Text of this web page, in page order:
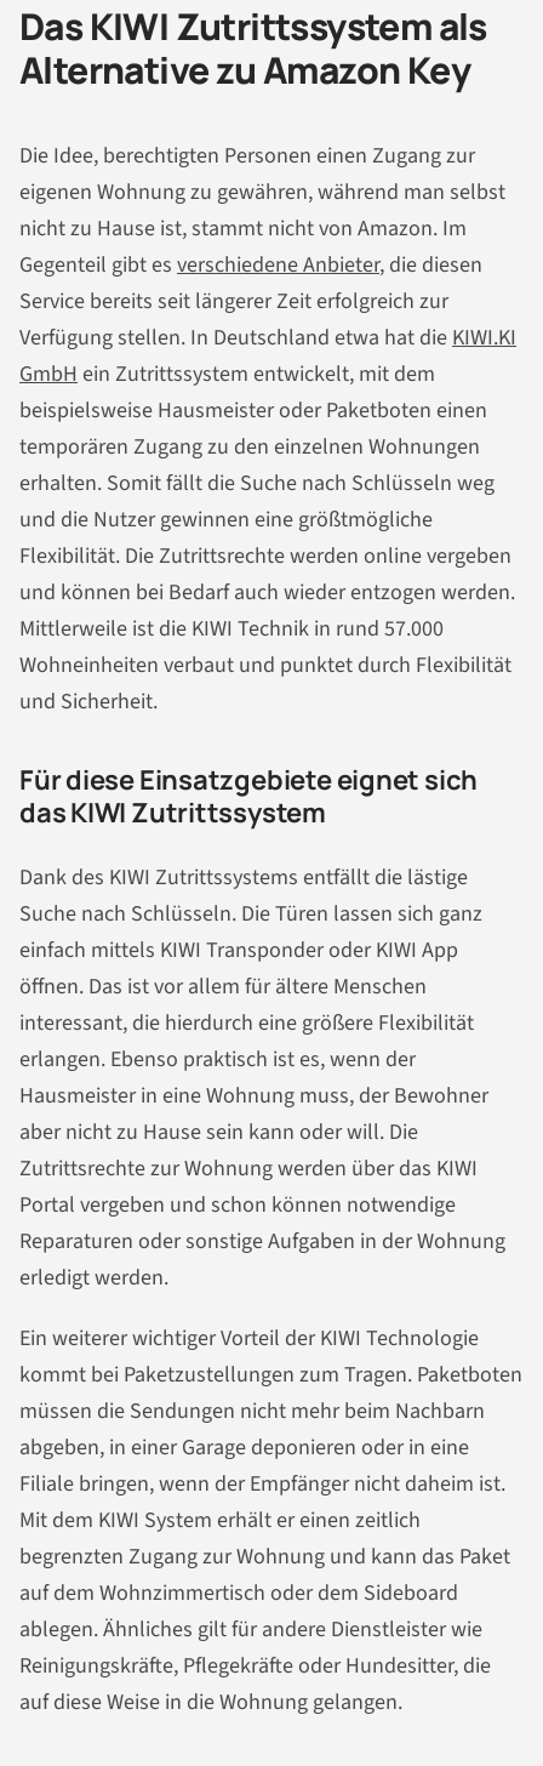
Das KIWI Zutrittssystem als
Alternative zu Amazon Key
Die Idee, berechtigten Personen einen Zugang zur
eigenen Wohnung zu gewähren, während man selbst
nicht zu Hause ist, stammt nicht von Amazon. Im
Gegenteil gibt es verschiedene Anbieter, die diesen
Service bereits seit längerer Zeit erfolgreich zur
Verfügung stellen. In Deutschland etwa hat die KIWI.KI
GmbH ein Zutrittssystem entwickelt, mit dem
beispielsweise Hausmeister oder Paketboten einen
temporären Zugang zu den einzelnen Wohnungen
erhalten. Somit fällt die Suche nach Schlüsseln weg
und die Nutzer gewinnen eine größtmögliche
Flexibilität. Die Zutrittsrechte werden online vergeben
und können bei Bedarf auch wieder entzogen werden.
Mittlerweile ist die KIWI Technik in rund 57.000
Wohneinheiten verbaut und punktet durch Flexibilität
und Sicherheit.
Für diese Einsatzgebiete eignet sich
das KIWI Zutrittssystem
Dank des KIWI Zutrittssystems entfällt die lästige
Suche nach Schlüsseln. Die Türen lassen sich ganz
einfach mittels KIWI Transponder oder KIWI App
öffnen. Das ist vor allem für ältere Menschen
interessant, die hierdurch eine größere Flexibilität
erlangen. Ebenso praktisch ist es, wenn der
Hausmeister in eine Wohnung muss, der Bewohner
aber nicht zu Hause sein kann oder will. Die
Zutrittsrechte zur Wohnung werden über das KIWI
Portal vergeben und schon können notwendige
Reparaturen oder sonstige Aufgaben in der Wohnung
erledigt werden.
Ein weiterer wichtiger Vorteil der KIWI Technologie
kommt bei Paketzustellungen zum Tragen. Paketboten
müssen die Sendungen nicht mehr beim Nachbarn
abgeben, in einer Garage deponieren oder in eine
Filiale bringen, wenn der Empfänger nicht daheim ist.
Mit dem KIWI System erhält er einen zeitlich
begrenzten Zugang zur Wohnung und kann das Paket
auf dem Wohnzimmertisch oder dem Sideboard
ablegen. Ähnliches gilt für andere Dienstleister wie
Reinigungskräfte, Pflegekräfte oder Hundesitter, die
auf diese Weise in die Wohnung gelangen.